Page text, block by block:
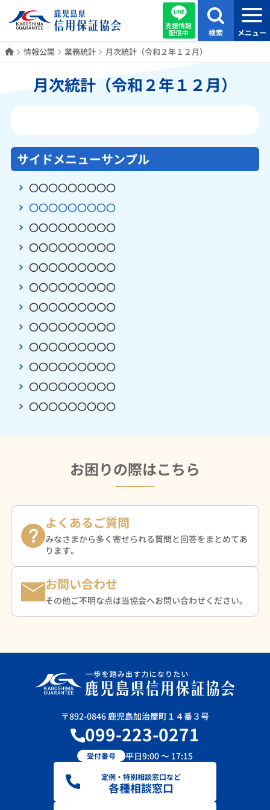
支援情報
配信中 検索 メニュー
ホーム
情報公開 業務統計 月次統計（令和２年１２月）
月次統計（令和２年１２月）
サイドメニューサンプル
〇〇〇〇〇〇〇〇〇
〇〇〇〇〇〇〇〇〇
〇〇〇〇〇〇〇〇〇
〇〇〇〇〇〇〇〇〇
〇〇〇〇〇〇〇〇〇
〇〇〇〇〇〇〇〇〇
〇〇〇〇〇〇〇〇〇
〇〇〇〇〇〇〇〇〇
〇〇〇〇〇〇〇〇〇
〇〇〇〇〇〇〇〇〇
〇〇〇〇〇〇〇〇〇
〇〇〇〇〇〇〇〇〇
お困りの際はこちら
よくあるご質問
みなさまから多く寄せられる質問と回答をまとめてあ
ります。
お問い合わせ
その他ご不明な点は当協会へお問い合わせください。
〒892-0846 鹿児島加治屋町１４番３号
099-223-0271
受付番号 平日9:00 ～ 17:15
定例・特別相談窓口など
各種相談窓口